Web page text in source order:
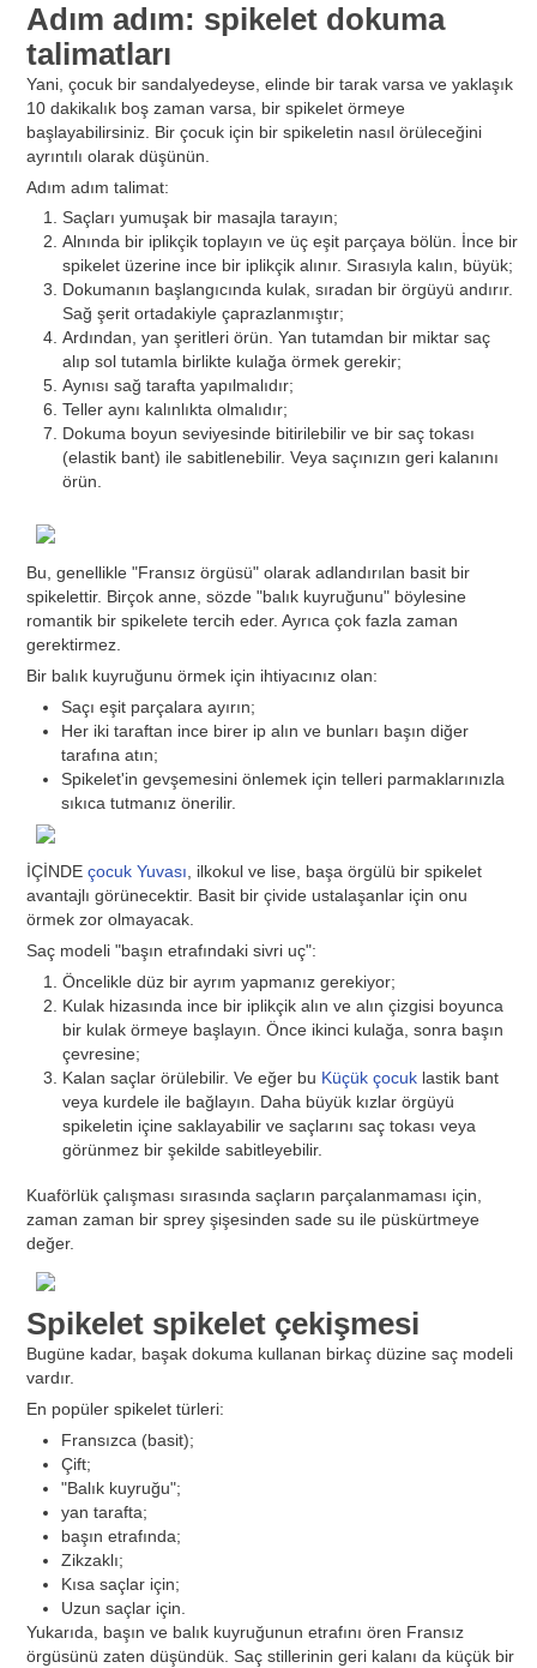
Adım adım: spikelet dokuma
talimatları
Yani, çocuk bir sandalyedeyse, elinde bir tarak varsa ve yaklaşık
10 dakikalık boş zaman varsa, bir spikelet örmeye
başlayabilirsiniz. Bir çocuk için bir spikeletin nasıl örüleceğini
ayrıntılı olarak düşünün.
Adım adım talimat:
Saçları yumuşak bir masajla tarayın;
Alnında bir iplikçik toplayın ve üç eşit parçaya bölün. İnce bir
spikelet üzerine ince bir iplikçik alınır. Sırasıyla kalın, büyük;
Dokumanın başlangıcında kulak, sıradan bir örgüyü andırır.
Sağ şerit ortadakiyle çaprazlanmıştır;
Ardından, yan şeritleri örün. Yan tutamdan bir miktar saç
alıp sol tutamla birlikte kulağa örmek gerekir;
Aynısı sağ tarafta yapılmalıdır;
Teller aynı kalınlıkta olmalıdır;
Dokuma boyun seviyesinde bitirilebilir ve bir saç tokası
(elastik bant) ile sabitlenebilir. Veya saçınızın geri kalanını
örün.
Bu, genellikle "Fransız örgüsü" olarak adlandırılan basit bir
spikelettir. Birçok anne, sözde "balık kuyruğunu" böylesine
romantik bir spikelete tercih eder. Ayrıca çok fazla zaman
gerektirmez.
Bir balık kuyruğunu örmek için ihtiyacınız olan:
Saçı eşit parçalara ayırın;
Her iki taraftan ince birer ip alın ve bunları başın diğer
tarafına atın;
Spikelet'in gevşemesini önlemek için telleri parmaklarınızla
sıkıca tutmanız önerilir.
İÇİNDE çocuk Yuvası, ilkokul ve lise, başa örgülü bir spikelet
avantajlı görünecektir. Basit bir çivide ustalaşanlar için onu
örmek zor olmayacak.
Saç modeli "başın etrafındaki sivri uç":
Öncelikle düz bir ayrım yapmanız gerekiyor;
Kulak hizasında ince bir iplikçik alın ve alın çizgisi boyunca
bir kulak örmeye başlayın. Önce ikinci kulağa, sonra başın
çevresine;
Kalan saçlar örülebilir. Ve eğer bu Küçük çocuk lastik bant
veya kurdele ile bağlayın. Daha büyük kızlar örgüyü
spikeletin içine saklayabilir ve saçlarını saç tokası veya
görünmez bir şekilde sabitleyebilir.
Kuaförlük çalışması sırasında saçların parçalanmaması için,
zaman zaman bir sprey şişesinden sade su ile püskürtmeye
değer.
Spikelet spikelet çekişmesi
Bugüne kadar, başak dokuma kullanan birkaç düzine saç modeli
vardır.
En popüler spikelet türleri:
Fransızca (basit);
Çift;
"Balık kuyruğu";
yan tarafta;
başın etrafında;
Zikzaklı;
Kısa saçlar için;
Uzun saçlar için.
Yukarıda, başın ve balık kuyruğunun etrafını ören Fransız
örgüsünü zaten düşündük. Saç stillerinin geri kalanı da küçük bir